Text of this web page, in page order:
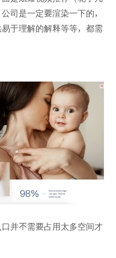
司是一定要渲染一下的，
于理解的解释等等，都需
并不需要占用太多空间才